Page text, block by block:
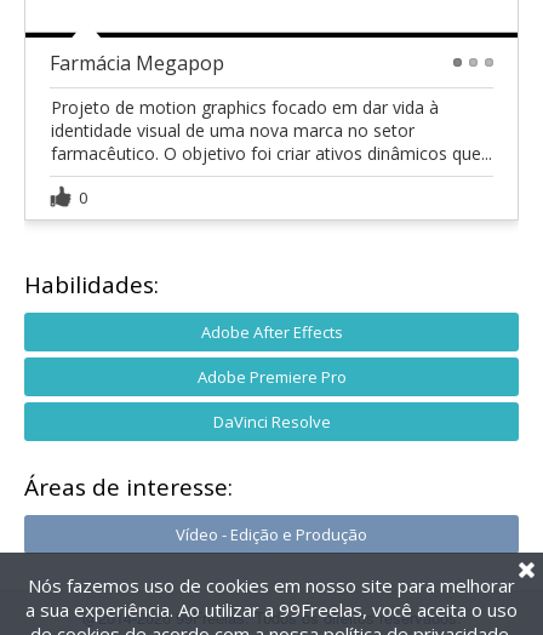
Farmácia Megapop
Projeto de motion graphics focado em dar vida à
identidade visual de uma nova marca no setor
farmacêutico. O objetivo foi criar ativos dinâmicos que...
0
Habilidades:
Adobe After Effects
Adobe Premiere Pro
DaVinci Resolve
Áreas de interesse:
Vídeo - Edição e Produção
@2014-2026 99Freelas. Todos os direitos reservados.
Nós fazemos uso de cookies em nosso site para melhorar
a sua experiência. Ao utilizar a 99Freelas, você aceita o uso